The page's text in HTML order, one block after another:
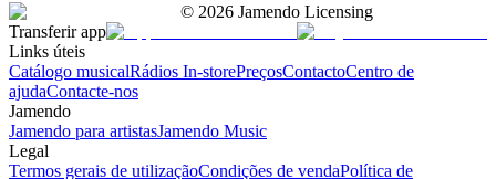
© 2026 Jamendo Licensing
Transferir app
Links úteis
Catálogo musicalRádios In-storePreçosContactoCentro de
ajudaContacte-nos
Jamendo
Jamendo para artistasJamendo Music
Legal
Termos gerais de utilizaçãoCondições de vendaPolítica de